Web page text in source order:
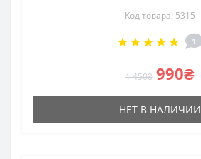
Код товара: 5315
1
1 450₴ 990₴
НЕТ В НАЛИЧИИ